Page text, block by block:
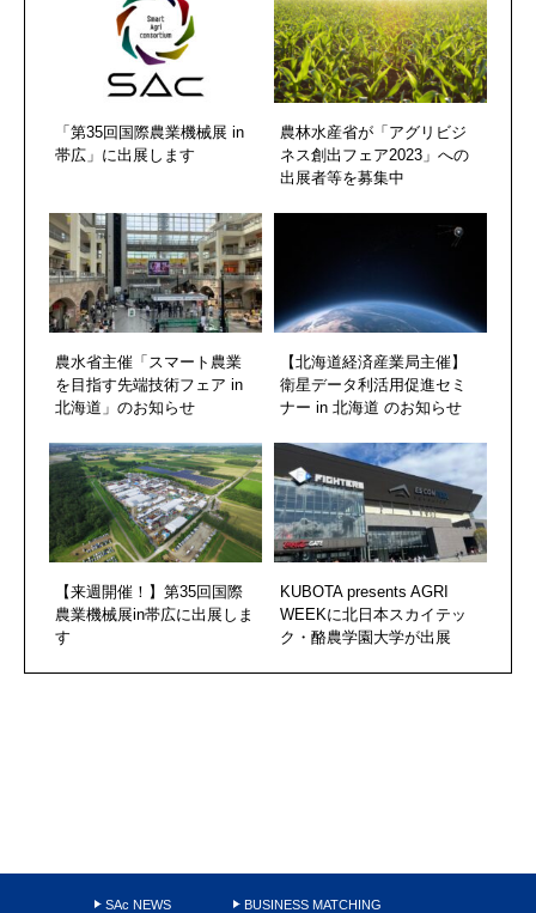
「第35回国際農業機械展 in
帯広」に出展します
農林水産省が「アグリビジ
ネス創出フェア2023」への
出展者等を募集中
農水省主催「スマート農業
を目指す先端技術フェア in
北海道」のお知らせ
【北海道経済産業局主催】
衛星データ利活用促進セミ
ナー in 北海道 のお知らせ
【来週開催！】第35回国際
農業機械展in帯広に出展しま
す
KUBOTA presents AGRI
WEEKに北日本スカイテッ
ク・酪農学園大学が出展
SAc NEWS BUSINESS MATCHING